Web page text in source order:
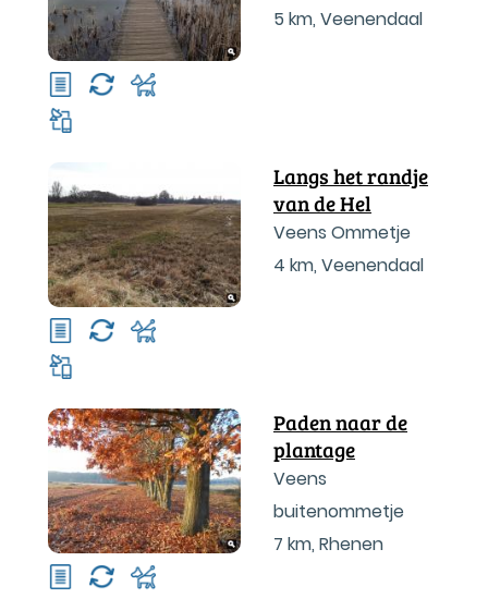
5 km, Veenendaal
Langs het randje
van de Hel
Veens Ommetje
4 km, Veenendaal
Paden naar de
plantage
Veens
buitenommetje
7 km, Rhenen